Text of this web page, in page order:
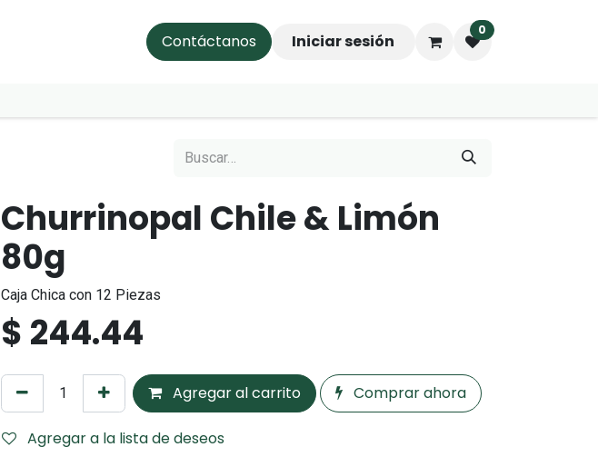
Promociones Empleos
Contáctanos Iniciar sesión
0
Churrinopal Chile & Limón
80g
Caja Chica con 12 Piezas
$ 244.44
Agregar al carrito Comprar ahora
Agregar a la lista de deseos